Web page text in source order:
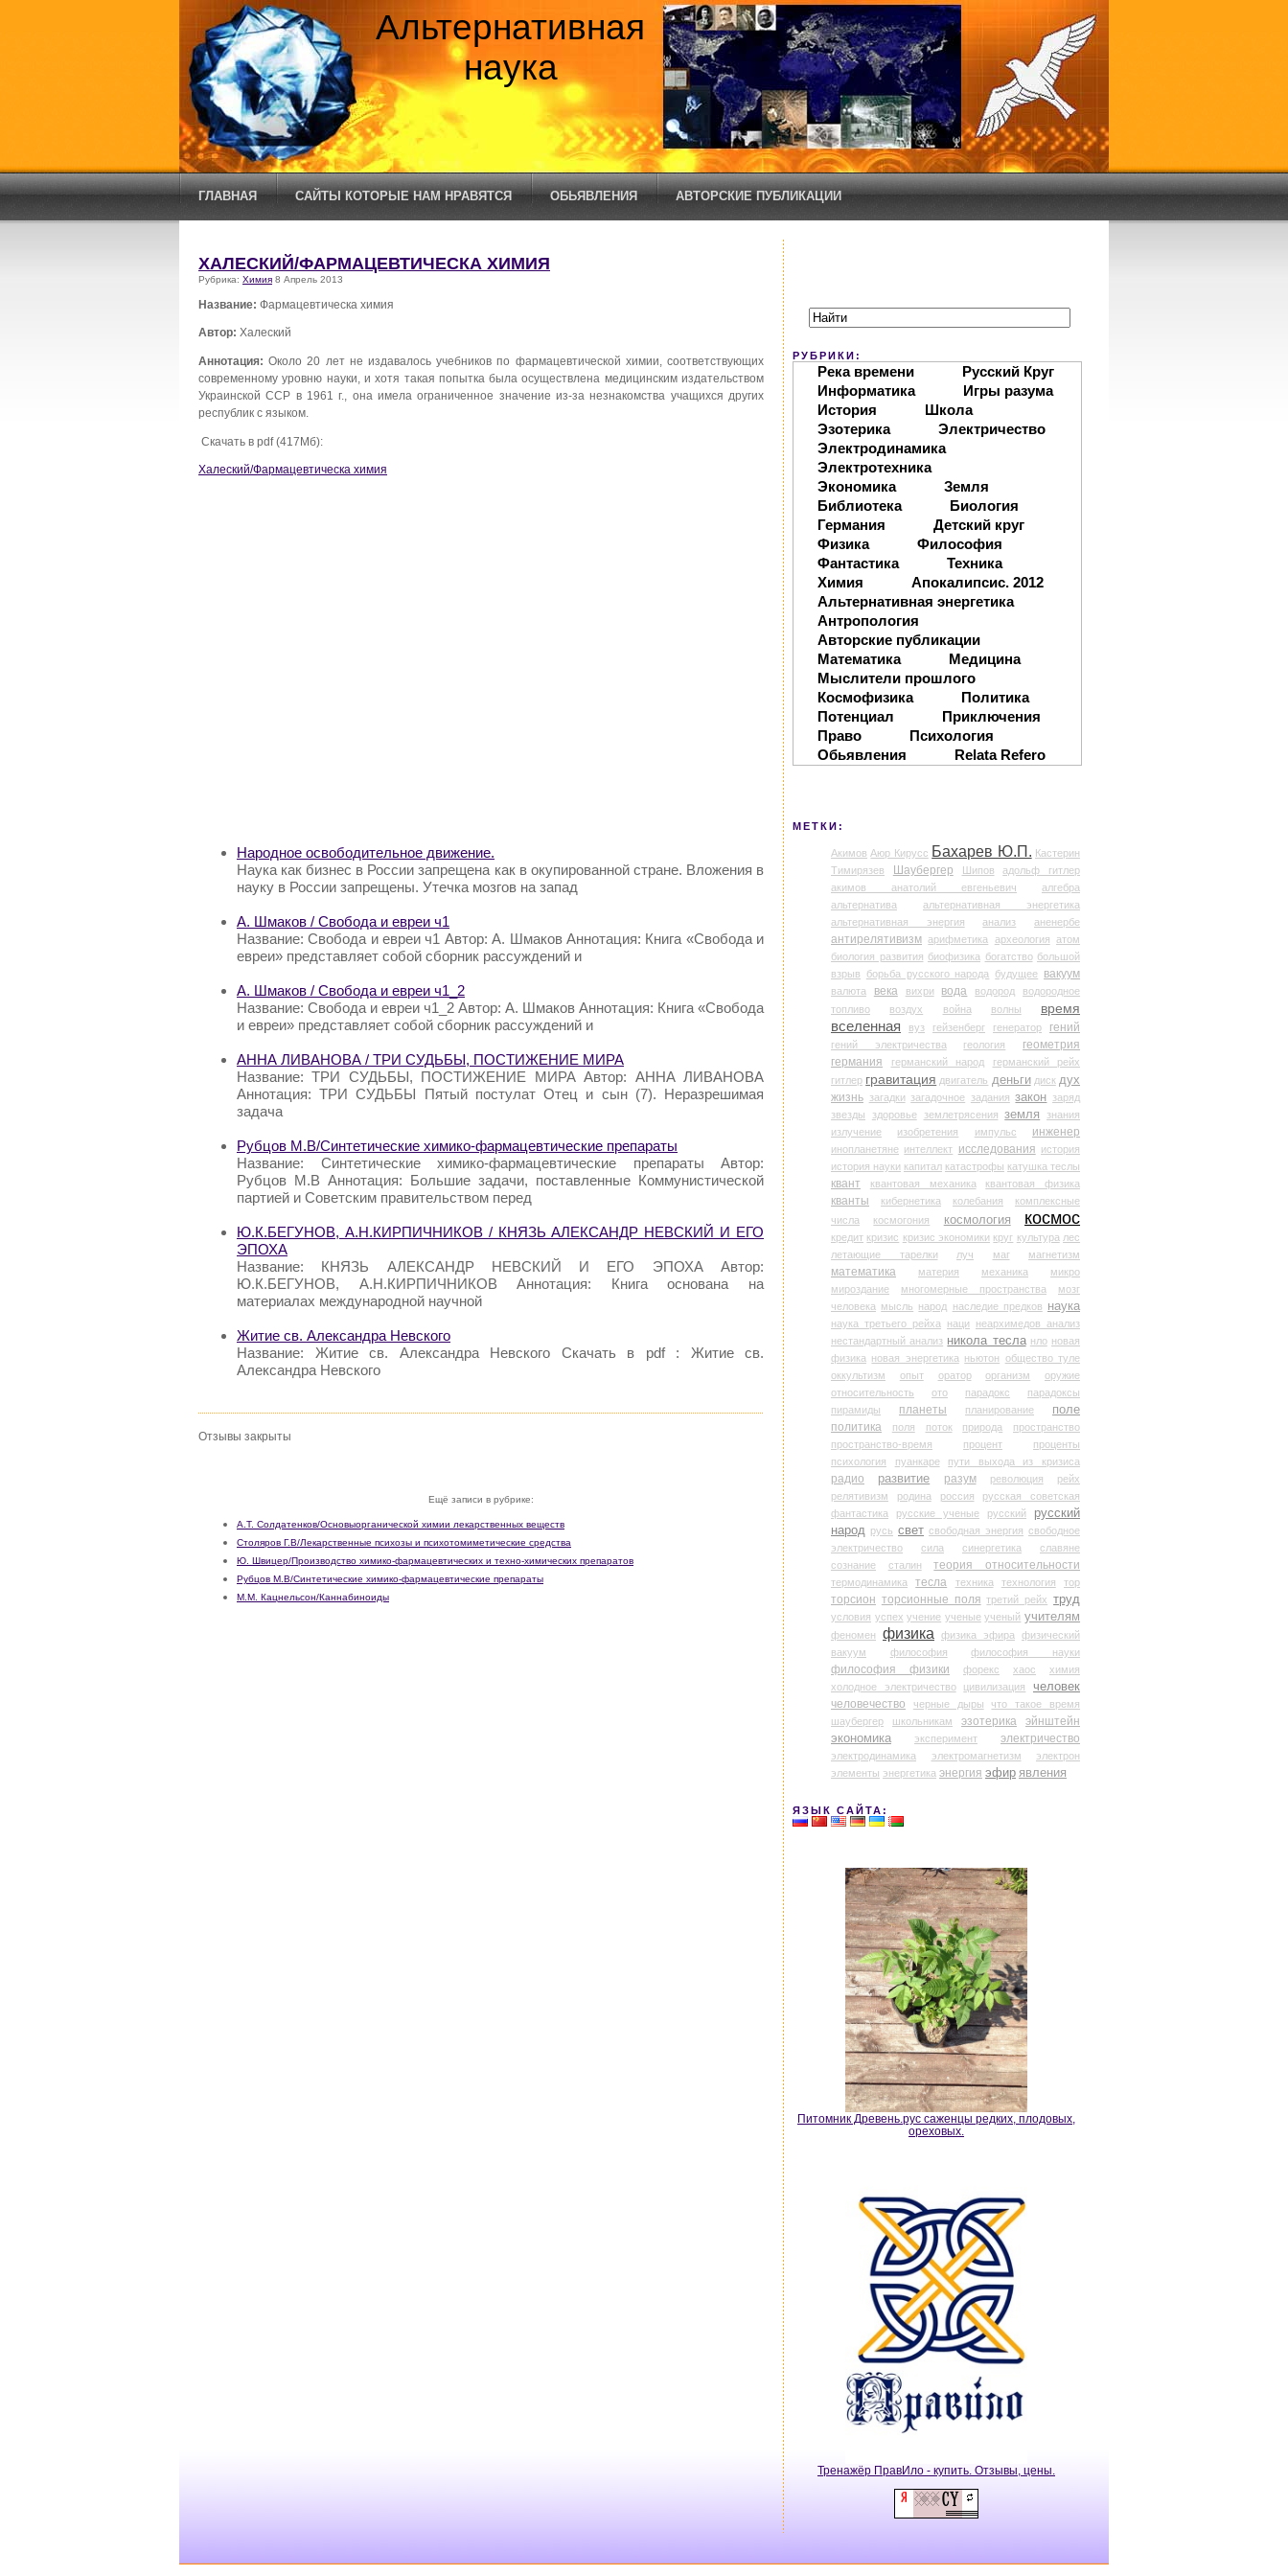
Альтернативная
наука
ГЛАВНАЯ САЙТЫ КОТОРЫЕ НАМ НРАВЯТСЯ ОБЬЯВЛЕНИЯ АВТОРСКИЕ ПУБЛИКАЦИИ
ХАЛЕСКИЙ/ФАРМАЦЕВТИЧЕСКА ХИМИЯ
Рубрика: Химия 8 Апрель 2013
Название: Фармацевтическа химия
Автор: Халеский
Аннотация: Около 20 лет не издавалось учебников по фармацевтической химии, соответствующих
современному уровню науки, и хотя такая попытка была осуществлена медицинским издательством
Украинской ССР в 1961 г., она имела ограниченное значение из-за незнакомства учащихся других
республик с языком.
Скачать в pdf (417Мб):
Халеский/Фармацевтическа химия
Народное освободительное движение.
Наука как бизнес в России запрещена как в окупированной стране. Вложения в
науку в России запрещены. Утечка мозгов на запад
А. Шмаков / Свобода и евреи ч1
Название: Свобода и евреи ч1 Автор: А. Шмаков Аннотация: Книга «Свобода и
евреи» представляет собой сборник рассуждений и
А. Шмаков / Свобода и евреи ч1_2
Название: Свобода и евреи ч1_2 Автор: А. Шмаков Аннотация: Книга «Свобода
и евреи» представляет собой сборник рассуждений и
АННА ЛИВАНОВА / ТРИ СУДЬБЫ, ПОСТИЖЕНИЕ МИРА
Название: ТРИ СУДЬБЫ, ПОСТИЖЕНИЕ МИРА Автор: АННА ЛИВАНОВА
Аннотация: ТРИ СУДЬБЫ Пятый постулат Отец и сын (7). Неразрешимая
задача
Рубцов М.В/Синтетические химико-фармацевтические препараты
Название: Синтетические химико-фармацевтические препараты Автор:
Рубцов М.В Аннотация: Большие задачи, поставленные Коммунистической
партией и Советским правительством перед
Ю.К.БЕГУНОВ, A.H.КИРПИЧНИКОВ / КНЯЗЬ АЛЕКСАНДР НЕВСКИЙ И ЕГО
ЭПОХА
Название: КНЯЗЬ АЛЕКСАНДР НЕВСКИЙ И ЕГО ЭПОХА Автор:
Ю.К.БЕГУНОВ, A.H.КИРПИЧНИКОВ Аннотация: Книга основана на
материалах международной научной
Житие св. Александра Невского
Название: Житие св. Александра Невского Скачать в pdf : Житие св.
Александра Невского
Отзывы закрыты
Ещё записи в рубрике:
А.Т. Солдатенков/Основыорганической химии лекарственных веществ
Столяров Г.В/Лекарственные психозы и психотомиметические средства
Ю. Швицер/Производство химико-фармацевтических и техно-химических препаратов
Рубцов М.В/Синтетические химико-фармацевтические препараты
М.М. Кацнельсон/Каннабиноиды
РУБРИКИ:
Река времени
Русский Круг
Информатика
Игры разума
История
Школа
Эзотерика
Электричество
Электродинамика
Электротехника
Экономика
Земля
Библиотека
Биология
Германия
Детский круг
Физика
Философия
Фантастика
Техника
Химия
Апокалипсис. 2012
Альтернативная энергетика
Антропология
Авторские публикации
Математика
Медицина
Мыслители прошлого
Космофизика
Политика
Потенциал
Приключения
Право
Психология
Обьявления
Relata Refero
МЕТКИ:
Акимов Аюр Кирусс Бахарев Ю.П. Кастерин
Тимирязев
Шаубергер Шипов
адольф гитлер
акимов анатолий евгеньевич
алгебра
альтернатива
альтернативная энергетика
альтернативная энергия
анализ аненербе
антирелятивизм арифметика археология атом
биология развития биофизика богатство большой
взрыв
борьба русского народа будущее вакуум
валюта века вихри вода водород
водородное
топливо
воздух война волны
время
вселенная
вуз гейзенберг генератор гений
гений электричества геология
геометрия
германия
германский народ
германский рейх
гитлер гравитация двигатель деньги диск дух
жизнь загадки загадочное задания закон заряд
звезды
здоровье землетрясения земля
знания
излучение
изобретения импульс инженер
инопланетяне интеллект исследования история
история науки капитал катастрофы катушка теслы
квант квантовая механика квантовая физика
кванты кибернетика колебания
комплексные
числа
космогония космология космос
кредит кризис кризис экономики круг культура лес
летающие тарелки
луч маг магнетизм
математика материя механика
микро
мироздание
многомерные пространства
мозг
человека мысль народ наследие предков наука
наука третьего рейха наци
неархимедов анализ
нестандартный анализ никола тесла нло новая
физика новая энергетика ньютон общество туле
оккультизм
опыт оратор организм
оружие
относительность
ото парадокс
парадоксы
пирамиды
планеты планирование
поле
политика
поля поток природа
пространство
пространство-время
процент
проценты
психология
пуанкаре пути выхода из кризиса
радио развитие разум революция
рейх
релятивизм
родина россия
русская советская
фантастика
русские ученые русский
русский
народ русь свет свободная энергия свободное
электричество
сила синергетика
славяне
сознание
сталин теория относительности
термодинамика тесла техника технология тор
торсион торсионные поля третий рейх труд
условия успех учение ученые ученый учителям
феномен физика физика эфира
физический
вакуум
философия философия науки
философия физики форекс хаос
химия
холодное электричество
цивилизация человек
человечество черные дыры
что такое время
шаубергер
школьникам эзотерика
эйнштейн
экономика
эксперимент электричество
электродинамика электромагнетизм
электрон
элементы энергетика энергия эфир явления
ЯЗЫК САЙТА:
Питомник Древень.рус саженцы редких, плодовых,
ореховых.
Тренажёр ПравИло - купить. Отзывы, цены.